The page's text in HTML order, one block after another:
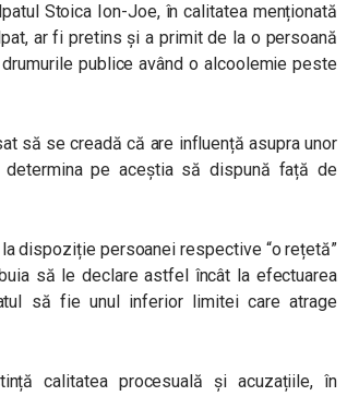
Stoica Ion-Joe, în calitatea menționată
ar fi pretins și a primit de la o persoană
publice având o alcoolemie peste
să se creadă că are influență asupra unor
pe aceștia să dispună față de
dispoziție persoanei respective “o rețetă”
să le declare astfel încât la efectuarea
să fie unul inferior limitei care atrage
calitatea procesuală și acuzațiile, în